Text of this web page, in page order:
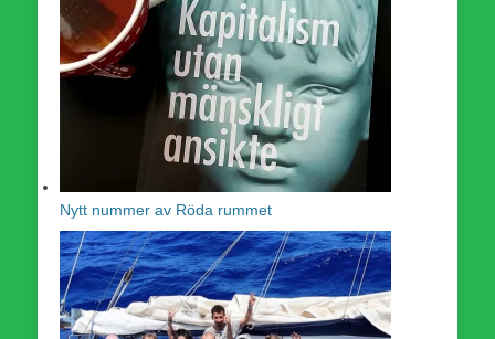
Nytt nummer av Röda rummet